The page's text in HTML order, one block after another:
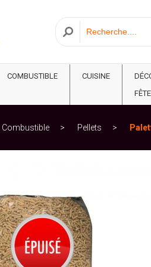
COMBUSTIBLE CUISINE
FÊTE
Combustible Pellets